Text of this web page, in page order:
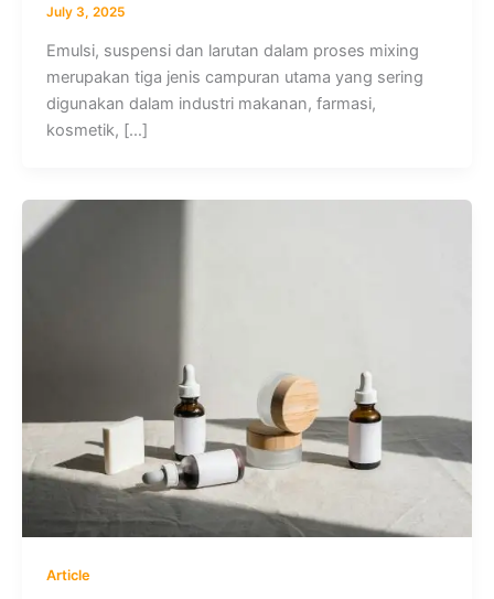
July 3, 2025
Emulsi, suspensi dan larutan dalam proses mixing
merupakan tiga jenis campuran utama yang sering
digunakan dalam industri makanan, farmasi,
kosmetik, […]
Article